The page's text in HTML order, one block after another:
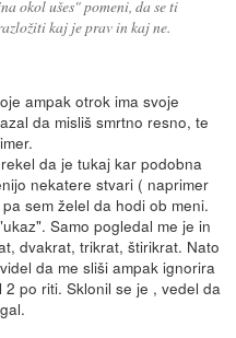
okol ušes" pomeni, da se ti
kaj je prav in kaj ne.
ampak otrok ima svoje
da misliš smrtno resno, te
da je tukaj kar podobna
nekatere stvari ( naprimer
sem želel da hodi ob meni.
Samo pogledal me je in
dvakrat, trikrat, štirikrat. Nato
da me sliši ampak ignorira
po riti. Sklonil se je , vedel da